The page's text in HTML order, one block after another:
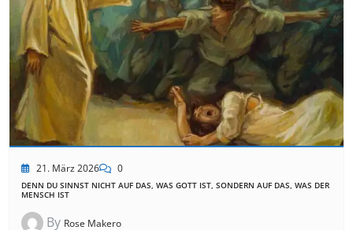
21. März 2026 0
DENN DU SINNST NICHT AUF DAS, WAS GOTT IST, SONDERN AUF DAS, WAS DER
MENSCH IST
By Rose Makero